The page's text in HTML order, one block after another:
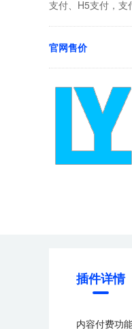
支付、H5支付，支
官网售价
插件详情
内容付费功